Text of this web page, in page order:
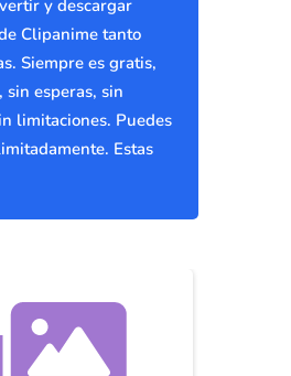
y descargar
Clipanime tanto
Siempre es gratis,
sin esperas, sin
limitaciones. Puedes
Estas